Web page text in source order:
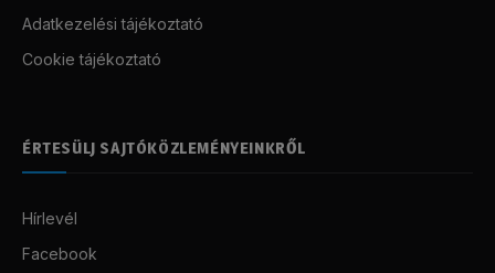
Adatkezelési tájékoztató
Cookie tájékoztató
ÉRTESÜLJ SAJTÓKÖZLEMÉNYEINKRŐL
Hírlevél
Facebook